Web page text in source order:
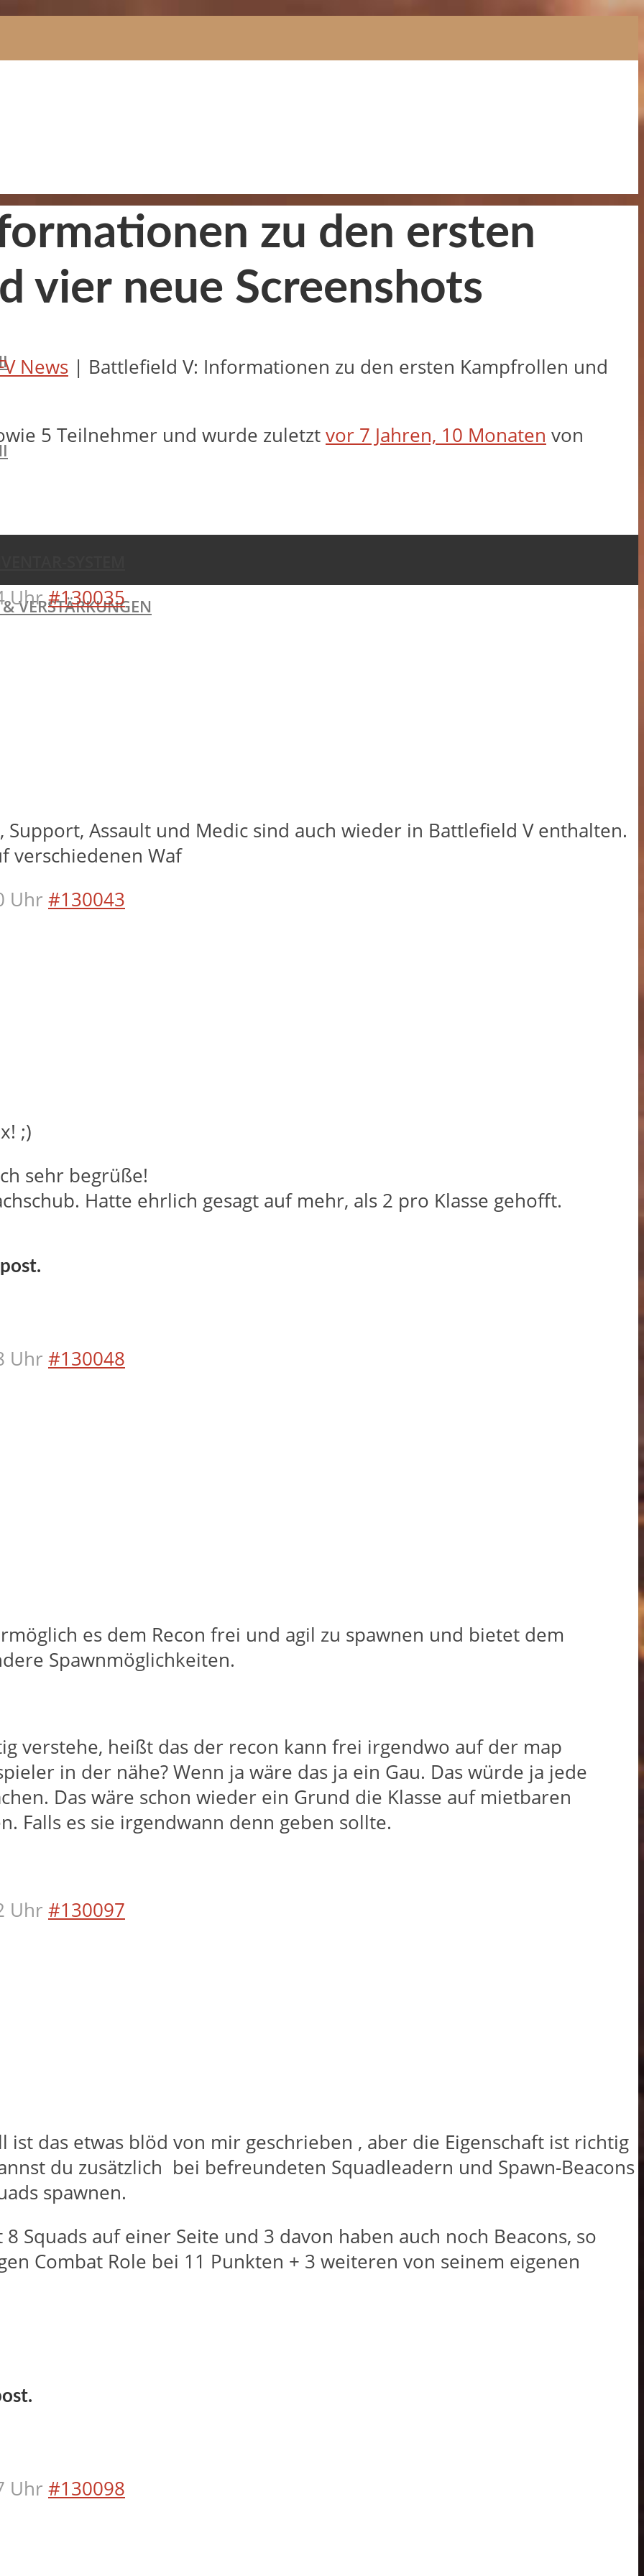
VERSTÄRKUNGEN
zu den ersten
vier neue Screenshots
News | Battlefield V: Informationen zu den ersten Kampfrollen und
5 Teilnehmer und wurde zuletzt vor 7 Jahren, 10 Monaten von
Uhr #130035
Support, Assault und Medic sind auch wieder in Battlefield V enthalten.
verschiedenen Waf
Uhr #130043
;)
sehr begrüße!
Hatte ehrlich gesagt auf mehr, als 2 pro Klasse gehofft.
Uhr #130048
es dem Recon frei und agil zu spawnen und bietet dem
Spawnmöglichkeiten.
verstehe, heißt das der recon kann frei irgendwo auf der map
in der nähe? Wenn ja wäre das ja ein Gau. Das würde ja jede
Das wäre schon wieder ein Grund die Klasse auf mietbaren
Falls es sie irgendwann denn geben sollte.
Uhr #130097
ist das etwas blöd von mir geschrieben , aber die Eigenschaft ist richtig
du zusätzlich bei befreundeten Squadleadern und Spawn-Beacons
spawnen.
Squads auf einer Seite und 3 davon haben auch noch Beacons, so
Combat Role bei 11 Punkten + 3 weiteren von seinem eigenen
Uhr #130098